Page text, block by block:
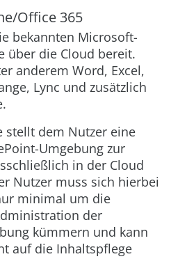
Office 365
bekannten Microsoft-
über die Cloud bereit.
anderem Word, Excel,
Lync und zusätzlich
stellt dem Nutzer eine
Umgebung zur
in der Cloud
Nutzer muss sich hierbei
minimal um die
der
kümmern und kann
auf die Inhaltspflege